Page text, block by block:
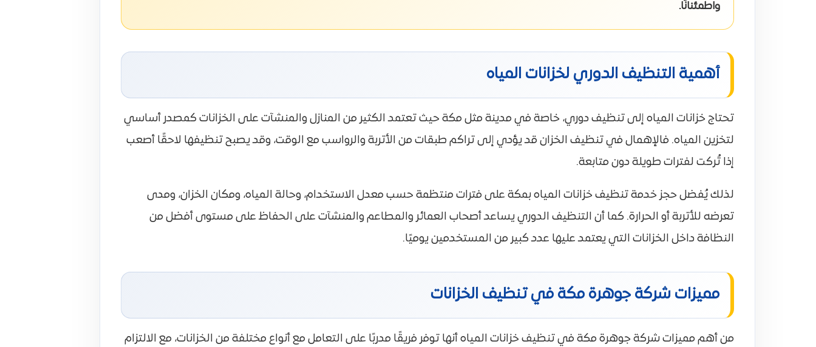
واطمئنانًا.
أهمية التنظيف الدوري لخزانات المياه
تحتاج خزانات المياه إلى تنظيف دوري، خاصة في مدينة مثل مكة حيث تعتمد الكثير من المنازل والمنشآت على الخزانات كمصدر أساسي
لتخزين المياه. فالإهمال في تنظيف الخزان قد يؤدي إلى تراكم طبقات من الأتربة والرواسب مع الوقت، وقد يصبح تنظيفها لاحقًا أصعب
إذا تُركت لفترات طويلة دون متابعة.
لذلك يُفضل حجز خدمة تنظيف خزانات المياه بمكة على فترات منتظمة حسب معدل الاستخدام، وحالة المياه، ومكان الخزان، ومدى
تعرضه للأتربة أو الحرارة. كما أن التنظيف الدوري يساعد أصحاب العمائر والمطاعم والمنشآت على الحفاظ على مستوى أفضل من
النظافة داخل الخزانات التي يعتمد عليها عدد كبير من المستخدمين يوميًا.
مميزات شركة جوهرة مكة في تنظيف الخزانات
من أهم مميزات شركة جوهرة مكة في تنظيف خزانات المياه أنها توفر فريقًا مدربًا على التعامل مع أنواع مختلفة من الخزانات، مع الالتزام